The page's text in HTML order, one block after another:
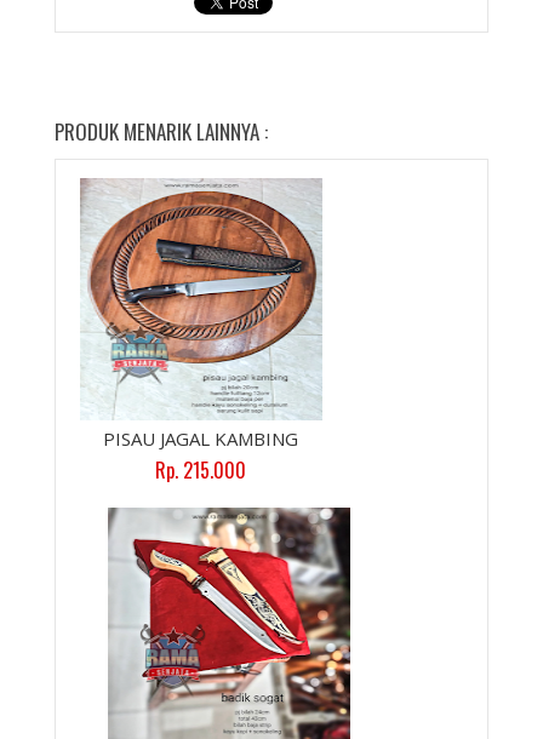
PRODUK MENARIK LAINNYA :
PISAU JAGAL KAMBING
Rp. 215.000